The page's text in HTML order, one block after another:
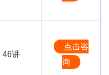
46讲
点击咨
询